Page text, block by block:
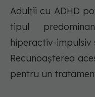
Adulții cu ADHD
tipul
hiperactiv-impulsiv
Recunoașterea
pentru un